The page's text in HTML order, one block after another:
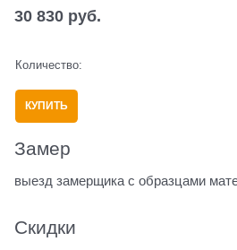
30 830 руб.
Количество:
КУПИТЬ
Замер
выезд замерщика с образцами
Скидки